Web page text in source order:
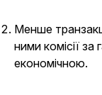
Менше
ними комісії
економічною.